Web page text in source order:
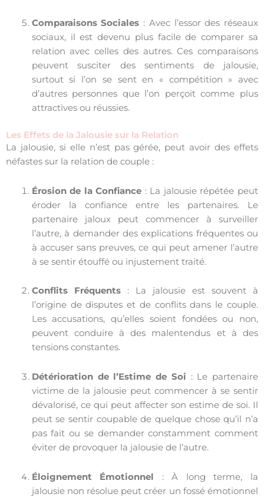
Comparaisons Sociales : Avec l’essor des réseaux
sociaux, il est devenu plus facile de comparer sa
relation avec celles des autres. Ces comparaisons
peuvent susciter des sentiments de jalousie,
surtout si l’on se sent en « compétition » avec
d’autres personnes que l’on perçoit comme plus
attractives ou réussies.
Les Effets de la Jalousie sur la Relation
La jalousie, si elle n’est pas gérée, peut avoir des effets
néfastes sur la relation de couple :
Érosion de la Confiance : La jalousie répétée peut
éroder la confiance entre les partenaires. Le
partenaire jaloux peut commencer à surveiller
l’autre, à demander des explications fréquentes ou
à accuser sans preuves, ce qui peut amener l’autre
à se sentir étouffé ou injustement traité.
Conflits Fréquents: La jalousie est souvent à
l’origine de disputes et de conflits dans le couple.
Les accusations, qu’elles soient fondées ou non,
peuvent conduire à des malentendus et à des
tensions constantes.
Détérioration de l’Estime de Soi : Le partenaire
victime de la jalousie peut commencer à se sentir
dévalorisé, ce qui peut affecter son estime de soi. Il
peut se sentir coupable de quelque chose qu’il n’a
pas fait ou se demander constamment comment
éviter de provoquer la jalousie de l’autre.
Éloignement Émotionnel : À long terme, la
jalousie non résolue peut créer un fossé émotionnel